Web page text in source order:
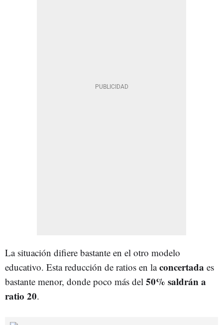
La situación difiere bastante en el otro modelo
educativo. Esta reducción de ratios en laconcertada es
bastante menor, donde poco más del 50% saldrán a
ratio 20.